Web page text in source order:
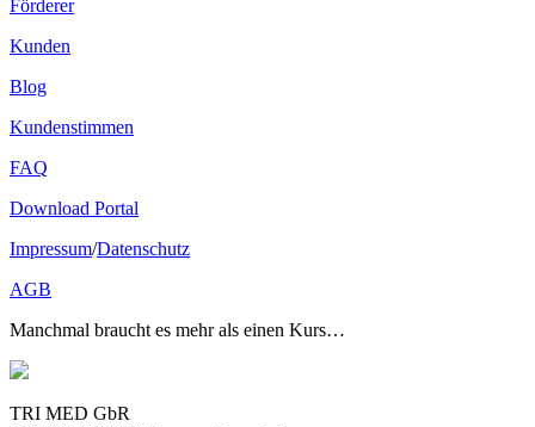
Förderer
Kunden
Blog
Kundenstimmen
FAQ
Download Portal
Impressum/Datenschutz
AGB
Manchmal braucht es mehr als einen Kurs…
TRI MED GbR